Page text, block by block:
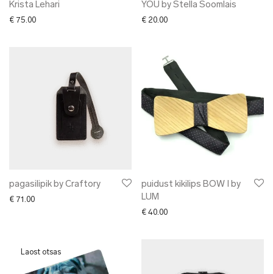
Krista Lehari
€ 75.00
YOU by Stella Soomlais
€ 20.00
pagasilipik by Craftory
€ 71.00
puidust kikilips BOW I by
LUM
€ 40.00